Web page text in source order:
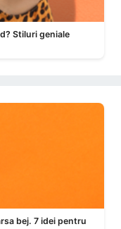
Stiluri geniale
bej. 7 idei pentru